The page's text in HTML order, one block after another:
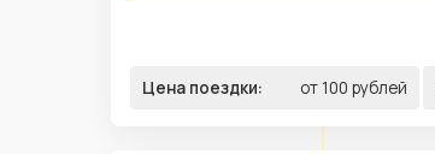
Цена поездки: от 100 рублей